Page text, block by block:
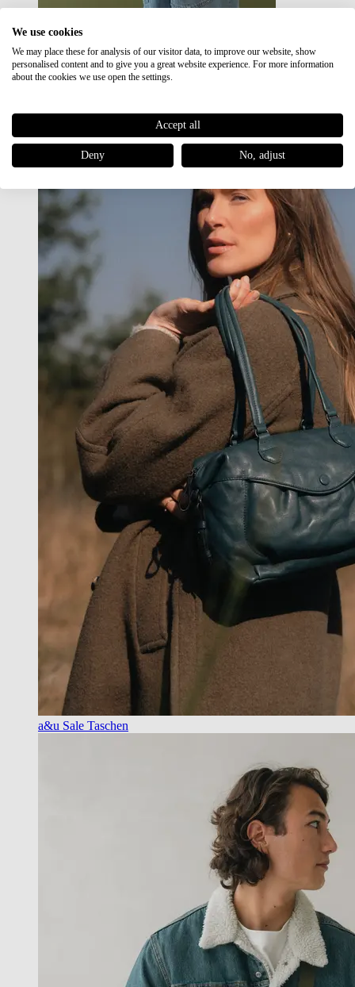
Japan RE lite
Sale
a&u Sale Taschen
We use cookies
We may place these for analysis of our visitor data, to improve our website, show
personalised content and to give you a great website experience. For more information
about the cookies we use open the settings.
Accept all
Deny No, adjust